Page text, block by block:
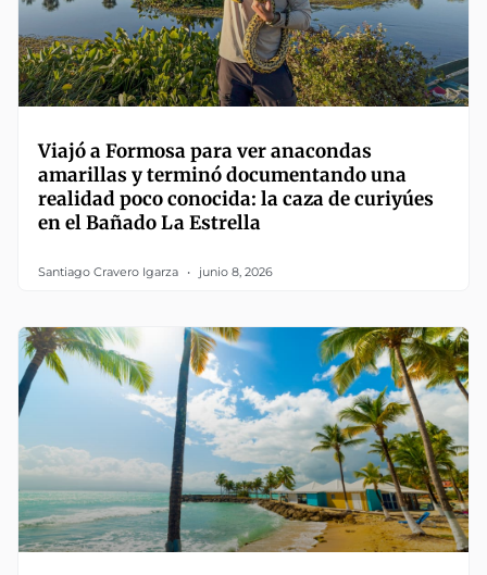
Viajó a Formosa para ver anacondas
amarillas y terminó documentando una
realidad poco conocida: la caza de curiyúes
en el Bañado La Estrella
Santiago Cravero Igarza junio 8, 2026